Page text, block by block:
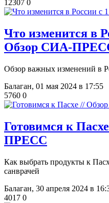
12307 0
​Что изменится в
Обзор СИА-
Обзор важных изменений в
Балаган, 01 мая 2024 в 17:55
5760 0
Готовимся к
ПРЕСС
Как выбрать продукты к
санврачей
Балаган, 30 апреля 2024 в
4017 0